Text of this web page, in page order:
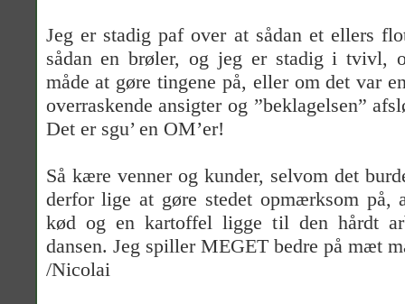
Jeg er stadig paf over at sådan et ellers
sådan en brøler, og jeg er stadig i tvivl,
måde at gøre tingene på, eller om det var
overraskende ansigter og ”beklagelsen”
Det er sgu’ en OM’er!
Så kære venner og kunder, selvom det
derfor lige at gøre stedet opmærksom på,
kød og en kartoffel ligge til den hårdt
dansen. Jeg spiller MEGET bedre på mæt
/Nicolai